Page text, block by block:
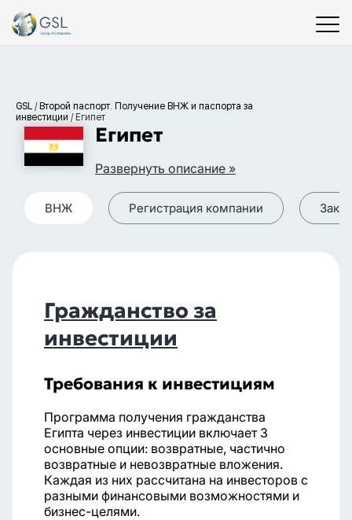
GSL / Второй паспорт. Получение ВНЖ и паспорта за
инвестиции / Египет
Египет
Развернуть описание »
Регистрация компании
ВНЖ
Гражданство за
инвестиции
Требования к инвестициям
Программа получения гражданства
Египта через инвестиции включает 3
основные опции: возвратные, частично
возвратные и невозвратные вложения.
Каждая из них рассчитана на инвесторов с
разными финансовыми возможностями и
бизнес-целями.